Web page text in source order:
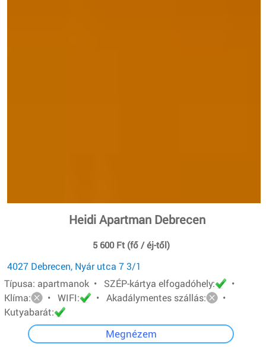
Heidi Apartman Debrecen
5 600 Ft (fő / éj-től)
4027 Debrecen, Nyár utca 7 3/1
Típusa: apartmanok • SZÉP-kártya elfogadóhely:
•
Klíma:
• WIFI: • Akadálymentes szállás:
•
Kutyabarát:
Megnézem